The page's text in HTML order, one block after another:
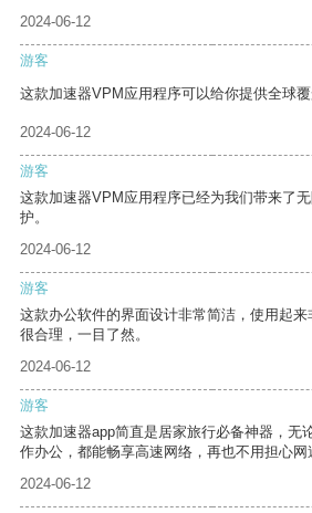
2024-06-12
游客
这款加速器VPM应用程序可以给你提供全球覆
2024-06-12
游客
这款加速器VPM应用程序已经为我们带来了
护。
2024-06-12
游客
这款办公软件的界面设计非常简洁，使用起
很合理，一目了然。
2024-06-12
游客
这款加速器app简直是居家旅行必备神器，无
作办公，都能畅享高速网络，再也不用担心网
2024-06-12